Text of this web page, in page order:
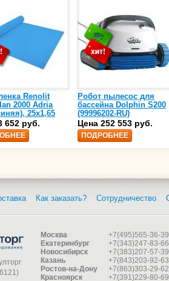
Renolit
2000 Adria
25х1,65
652 руб.
Робот пылесос для
бассейна Dolphin S200
(99996202-RU)
Цена 252 553 руб.
ПОДРОБНЕЕ
Как заказать? Сотрудничество
Москва +7(495)565-36-39
Екатеринбург
+7(343)247-83-66
Новосибирск
+7(383)207-57-39
Казань
+7(843)203-92-63
Ростов-на-Дону
+7(863)303-29-62
Красноярск
+7(391)229-80-69